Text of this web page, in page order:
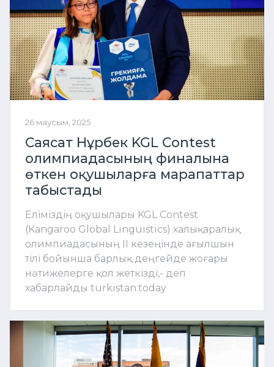
26 маусым, 2025
Саясат Нұрбек KGL Contest
олимпиадасының финалына
өткен оқушыларға марапаттар
табыстады
Еліміздің оқушылары KGL Contest
(Kangaroo Global Linguistics) халықаралық
олимпиадасының II кезеңінде ағылшын
тілі бойынша барлық деңгейде жоғары
нәтижелерге қол жеткізді,- деп
хабарлайды turkistan.today